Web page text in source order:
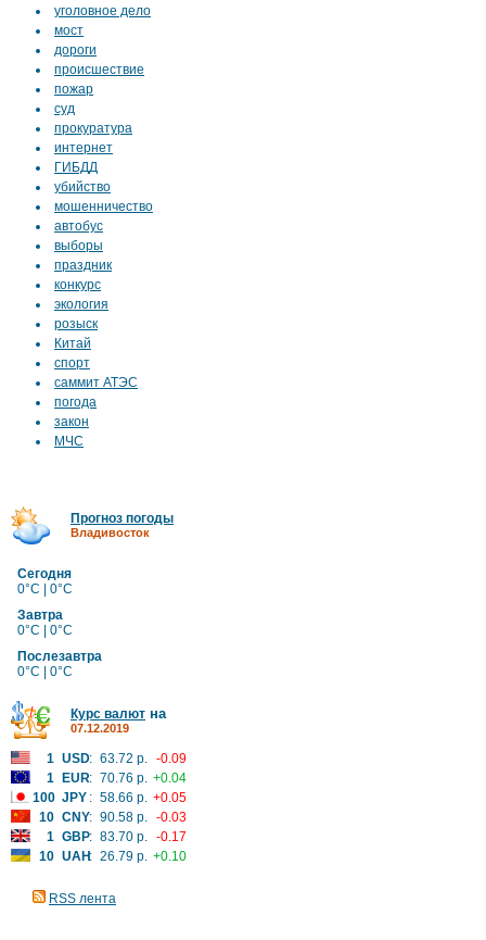
уголовное дело
мост
дороги
происшествие
пожар
суд
прокуратура
интернет
ГИБДД
убийство
мошенничество
автобус
выборы
праздник
конкурс
экология
розыск
Китай
спорт
саммит АТЭС
погода
закон
МЧС
Прогноз погоды
Владивосток
Сегодня
0°C | 0°C
Завтра
0°C | 0°C
Послезавтра
0°C | 0°C
Курс валют на
07.12.2019
1 USD: 63.72 р. -0.09
1
EUR: 70.76 р. +0.04
100 JPY : 58.66 р. +0.05
10 CNY: 90.58 р. -0.03
1 GBP: 83.70 р. -0.17
10 UAH: 26.79 р. +0.10
RSS лента